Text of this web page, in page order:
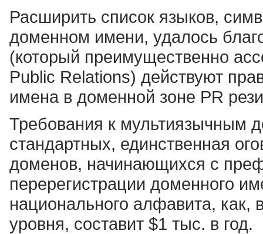
Расширить список языков,
доменном имени, удалось
(который преимущественно
Public Relations) действуют
имена в доменной зоне PR
Требования к мультиязычным
стандартных, единственная
доменов, начинающихся с
перерегистрации доменного
национального алфавита, как,
уровня, составит $1 тыс. в год.